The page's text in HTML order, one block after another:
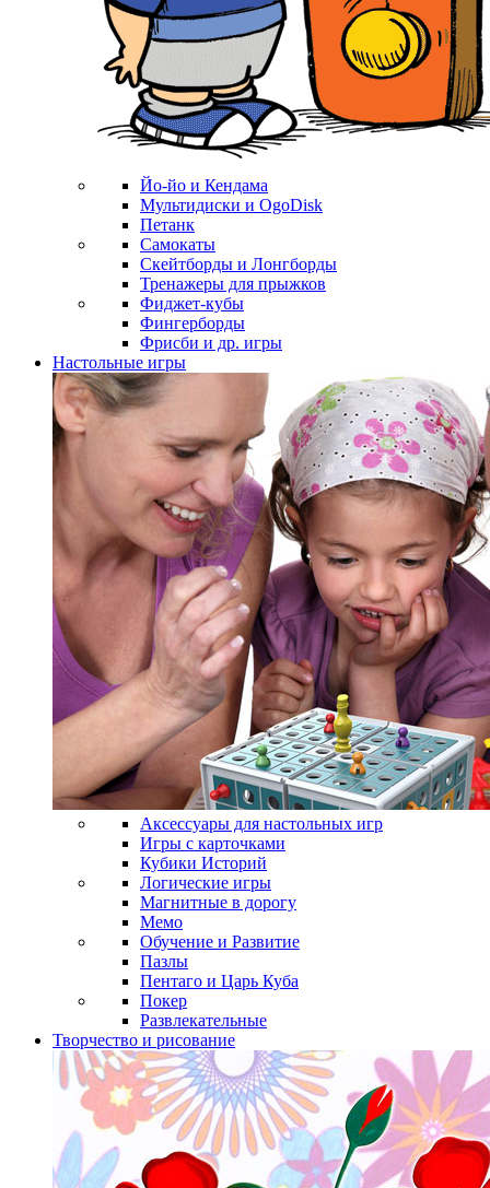
Йо-йо и Кендама
Мультидиски и OgoDisk
Петанк
Самокаты
Скейтборды и Лонгборды
Тренажеры для прыжков
Фиджет-кубы
Фингерборды
Фрисби и др. игры
Настольные игры
Аксессуары для настольных игр
Игры с карточками
Кубики Историй
Логические игры
Магнитные в дорогу
Мемо
Обучение и Развитие
Пазлы
Пентаго и Царь Куба
Покер
Развлекательные
Творчество и рисование